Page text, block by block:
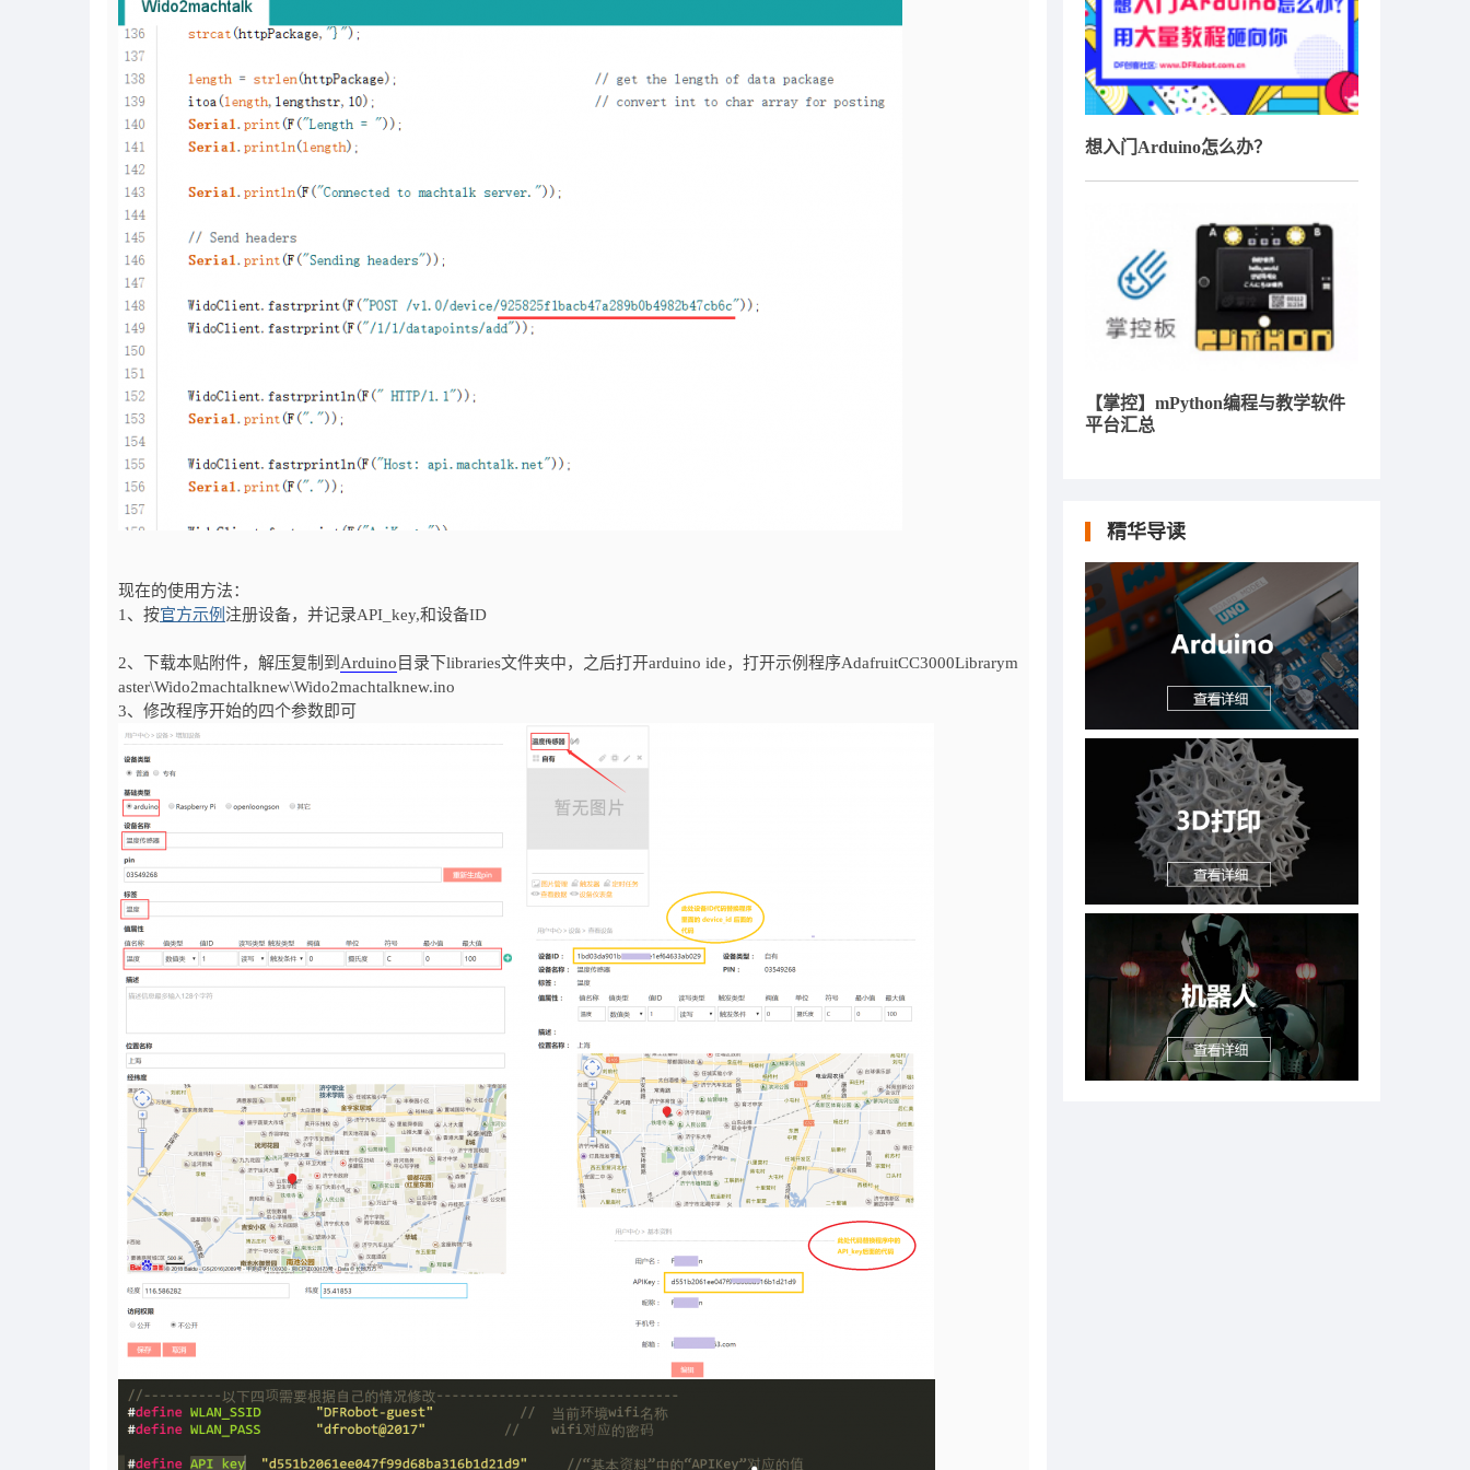
现在的使用方法：
1、按官方示例注册设备，并记录API_key,和设备ID
2、下载本贴附件，解压复制到 Arduino 目录下libraries文件夹中，之后打开arduino ide，打开示例程序AdafruitCC3000Librarym
aster\Wido2machtalknew\Wido2machtalknew.ino
3、修改程序开始的四个参数即可
想入门Arduino怎么办？
【掌控】mPython编程与教学软件
平台汇总
精华导读